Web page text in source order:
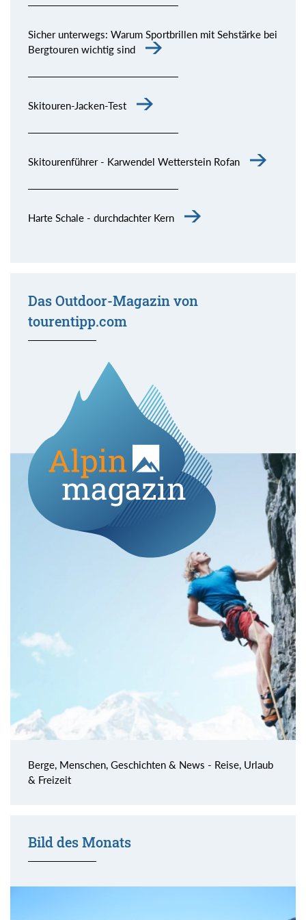
Sicher unterwegs: Warum Sportbrillen mit Sehstärke bei
Bergtouren wichtig sind
Skitouren-Jacken-Test
Skitourenführer - Karwendel Wetterstein Rofan
Harte Schale - durchdachter Kern
Das Outdoor-Magazin von
tourentipp.com
Berge, Menschen, Geschichten & News - Reise, Urlaub
& Freizeit
Bild des Monats